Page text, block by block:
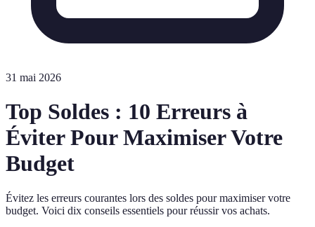
31 mai 2026
Top Soldes : 10 Erreurs à
Éviter Pour Maximiser Votre
Budget
Évitez les erreurs courantes lors des soldes pour maximiser votre
budget. Voici dix conseils essentiels pour réussir vos achats.